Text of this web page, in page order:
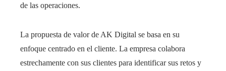
de las operaciones.
La propuesta de valor de AK Digital se basa en su
enfoque centrado en el cliente. La empresa colabora
estrechamente con sus clientes para identificar sus retos y